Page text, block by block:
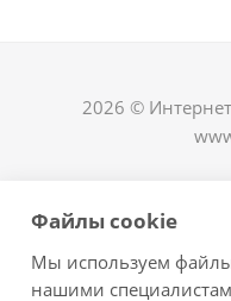
2026 ©
+7 (8482) 622-
Файлы cookie
Мы используем
нашими